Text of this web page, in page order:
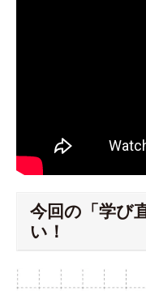
今回の「学び
い！